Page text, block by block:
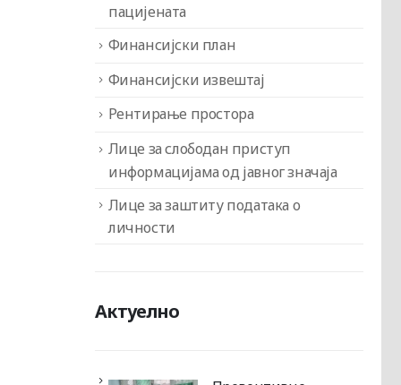
пацијената
Финансијски план
Финансијски извештај
Рентирање простора
Лице за слободан приступ
информацијама од јавног значаја
Лице за заштиту података о
личности
Актуелно